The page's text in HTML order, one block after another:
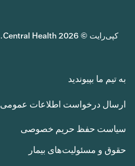
کپی‌رایت © 2026 Central Health. تمامی حقوق محفوظ است.
به تیم ما بپیوندید
ارسال درخواست اطلاعات عمومی
سیاست حفظ حریم خصوصی
حقوق و مسئولیت‌های بیمار